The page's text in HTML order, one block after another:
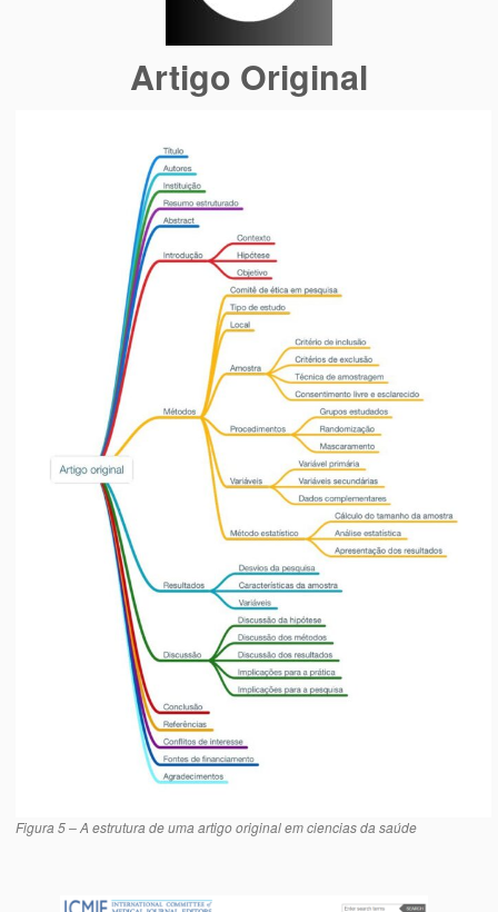
Artigo Original
Figura 5 – A estrutura de uma artigo original em ciencias da saúde